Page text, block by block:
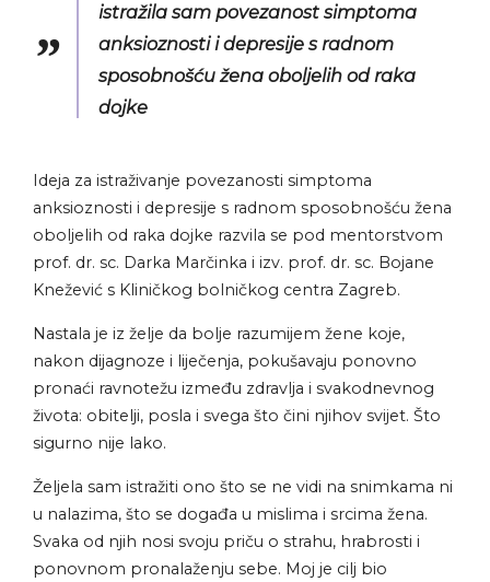
istražila sam povezanost simptoma
anksioznosti i depresije s radnom
sposobnošću žena oboljelih od raka
dojke
Ideja za istraživanje povezanosti simptoma
anksioznosti i depresije s radnom sposobnošću žena
oboljelih od raka dojke razvila se pod mentorstvom
prof. dr. sc. Darka Marčinka i izv. prof. dr. sc. Bojane
Knežević s Kliničkog bolničkog centra Zagreb.
Nastala je iz želje da bolje razumijem žene koje,
nakon dijagnoze i liječenja, pokušavaju ponovno
pronaći ravnotežu između zdravlja i svakodnevnog
života: obitelji, posla i svega što čini njihov svijet. Što
sigurno nije lako.
Željela sam istražiti ono što se ne vidi na snimkama ni
u nalazima, što se događa u mislima i srcima žena.
Svaka od njih nosi svoju priču o strahu, hrabrosti i
ponovnom pronalaženju sebe. Moj je cilj bio